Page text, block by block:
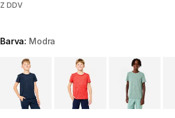
Z DDV
Barva: Modra
Choose a variant